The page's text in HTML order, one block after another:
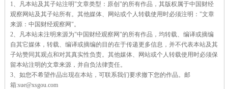
辑：
1、凡本站及其子站注明"文章类型：原创"的所有作品，其版权属于中国财经
观察网站及其子站所有。其他媒体、网站或个人转载使用时必须注明："文章
来源：中国财经观察网"。
2、凡本站未注明来源为"中国财经观察网"的所有作品，均转载、编译或摘编
自其它媒体，转载、编译或摘编的目的在于传递更多信息，并不代表本站及其
子站赞同其观点和对其真实性负责。其他媒体、网站或个人转载使用时必须保
留本站注明的文章来源，并自负法律责任。
3、如您不希望作品出现在本站，可联系我们要求撤下您的作品。邮
箱:sue@xsgou.com